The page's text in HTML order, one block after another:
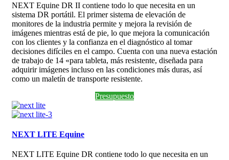
NEXT Equine DR II contiene todo lo que necesita en un
sistema DR portátil. El primer sistema de elevación de
monitores de la industria permite y mejora la revisión de
imágenes mientras está de pie, lo que mejora la comunicación
con los clientes y la confianza en el diagnóstico al tomar
decisiones difíciles en el campo. Cuenta con una nueva estación
de trabajo de 14 «para tableta, más resistente, diseñada para
adquirir imágenes incluso en las condiciones más duras, así
como un maletín de transporte resistente.
Presupuesto
NEXT LITE Equine
NEXT LITE Equine DR contiene todo lo que necesita en un